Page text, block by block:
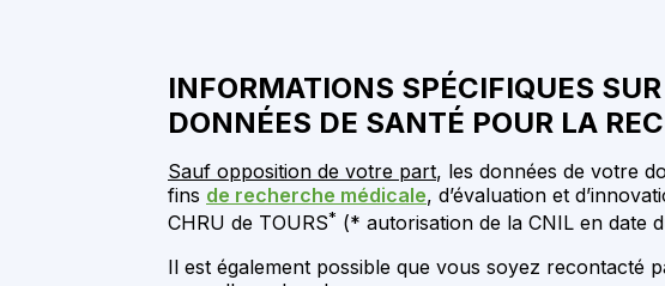
INFORMATIONS SPÉCIFIQUES
DONNÉES DE SANTÉ POUR LA
Sauf opposition de votre part, les données de votre
fins de recherche médicale, d’évaluation et
CHRU de TOURS* (* autorisation de la CNIL en date
Il est également possible que vous soyez